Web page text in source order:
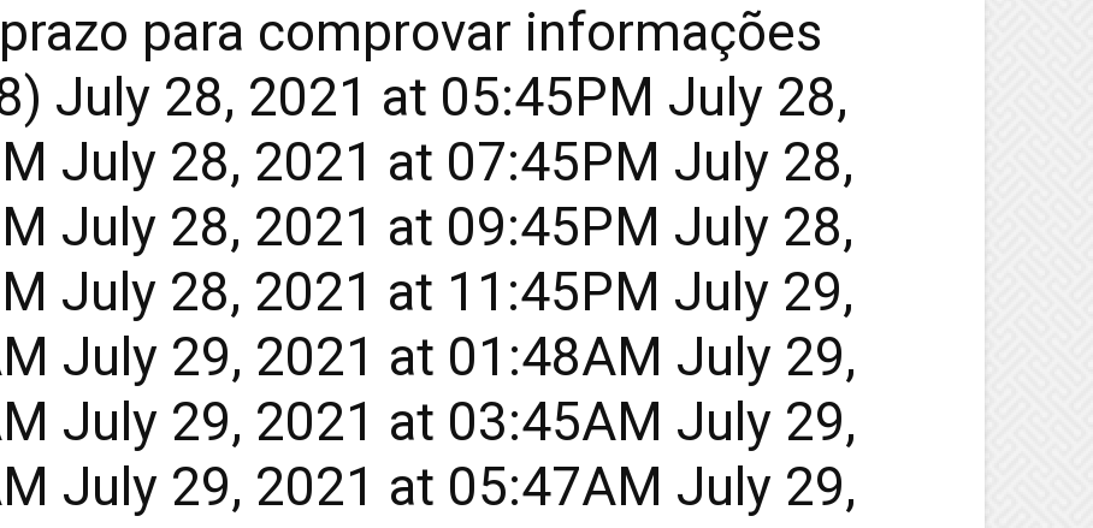
para comprovar informações
July 28, 2021 at 05:45PM July 28,
July 28, 2021 at 07:45PM July 28,
July 28, 2021 at 09:45PM July 28,
July 28, 2021 at 11:45PM July 29,
July 29, 2021 at 01:48AM July 29,
July 29, 2021 at 03:45AM July 29,
July 29, 2021 at 05:47AM July 29,